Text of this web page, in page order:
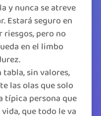
y nunca se atreve
Estará seguro en
pero no
en el limbo
tabla, sin valores,
las olas que solo
típica persona que
que todo le va